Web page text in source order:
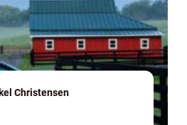
Christensen